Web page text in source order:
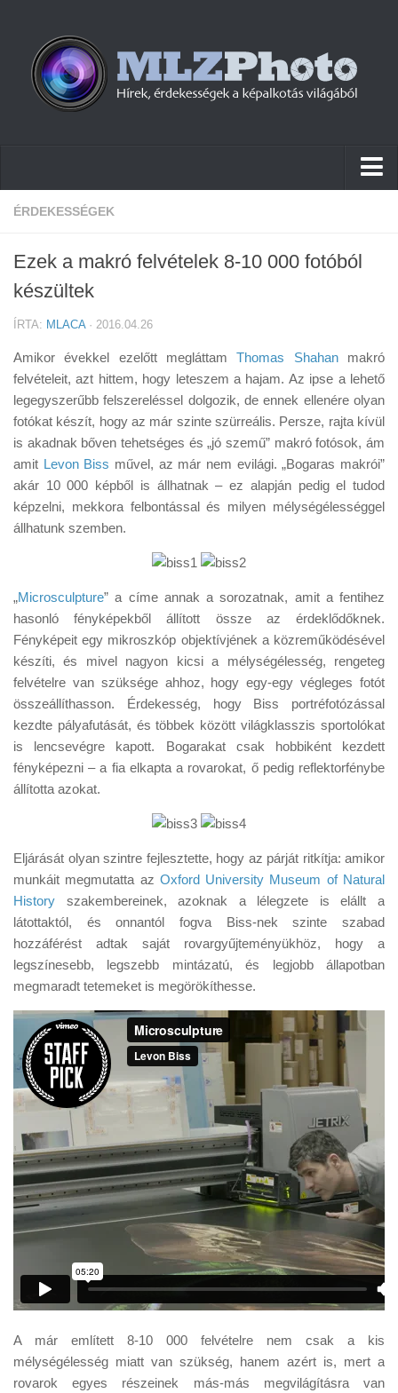
Hírek
Cikkek
Tudástár
Tanácsok
Érdekességek
Helyszíni Riport
E-BB
ÉRDEKESSÉGEK
Ezek a makró felvételek 8-10 000 fotóból
készültek
ÍRTA: MLACA· 2016.04.26
Amikor évekkel ezelőtt megláttamThomas Shahanmakró
felvételeit, azt hittem, hogy leteszem a hajam. Az ipse a lehető
legegyszerűbb felszereléssel dolgozik, de ennek ellenére olyan
fotókat készít, hogy az már szinte szürreális. Persze, rajta kívül
is akadnak bőven tehetséges és „jó szemű” makró fotósok, ám
amit Levon Biss művel, az már nem evilági. „Bogaras makrói”
akár 10 000 képből is állhatnak – ez alapján pedig el tudod
képzelni, mekkora felbontással és milyen mélységélességgel
állhatunk szemben.
„Microsculpture” a címe annak a sorozatnak, amit a fentihez
hasonló fényképekből állított össze az érdeklődőknek.
Fényképeit egy mikroszkóp objektívjének a közreműködésével
készíti, és mivel nagyon kicsi a mélységélesség, rengeteg
felvételre van szüksége ahhoz, hogy egy-egy végleges fotót
összeállíthasson. Érdekesség, hogy Biss portréfotózással
kezdte pályafutását, és többek között világklasszis sportolókat
is lencsevégre kapott. Bogarakat csak hobbiként kezdett
fényképezni – a fia elkapta a rovarokat, ő pedig reflektorfénybe
állította azokat.
Eljárását olyan szintre fejlesztette, hogy az párját ritkítja: amikor
munkáit megmutatta az Oxford University Museum of Natural
History szakembereinek, azoknak a lélegzete is elállt a
látottaktól, és onnantól fogva Biss-nek szinte szabad
hozzáférést adtak saját rovargyűjteményükhöz, hogy a
legszínesebb, legszebb mintázatú, és legjobb állapotban
megmaradt tetemeket is megörökíthesse.
A már említett 8-10 000 felvételre nem csak a kis
mélységélesség miatt van szükség, hanem azért is, mert a
rovarok egyes részeinek más-más megvilágításra van